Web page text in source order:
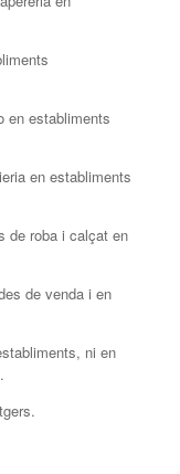
en establiments
en establiments
de roba i calçat en
de venda i en
ni en